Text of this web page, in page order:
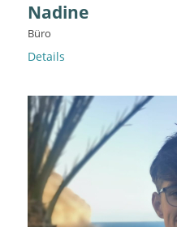
Nadine
Büro
Details